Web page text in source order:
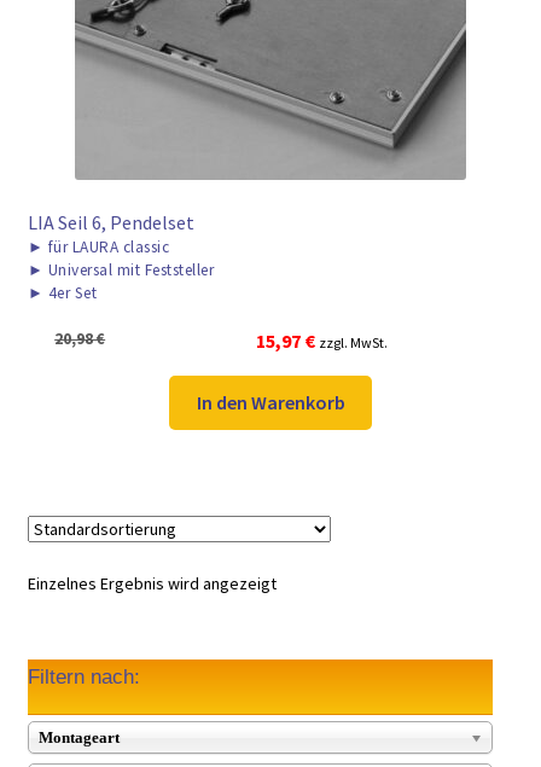
► ZAHLARTEN
► VERSANDARTEN
LIA Seil 6, Pendelset
► für LAURA classic
► Universal mit Feststeller
► 4er Set
20,98€
Ursprünglicher
Preis
war:
20,98 €
15,97 €Aktueller
Preis
ist:
15,97 €.
zzgl. MwSt.
In den Warenkorb
Einzelnes Ergebnis wird angezeigt
Filtern nach:
Montageart